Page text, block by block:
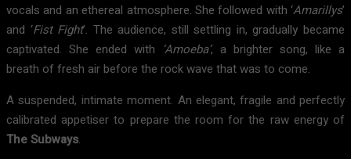
vocals and an ethereal atmosphere. She followed with ‘Amarillys’
and ‘Fist Fight’. The audience, still settling in, gradually became
captivated. She ended with ‘Amoeba’, a brighter song, like a
breath of fresh air before the rock wave that was to come.
A suspended, intimate moment. An elegant, fragile and perfectly
calibrated appetiser to prepare the room for the raw energy of
The Subways.